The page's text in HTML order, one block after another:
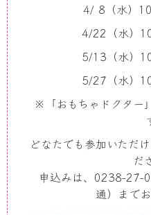
4/ 8（水）
4/22（水）
5/13（水）
5/27（水）
※「おもちゃドクター
どなたでも参加いただ
だ
申込みは、0238-27-
通）までお